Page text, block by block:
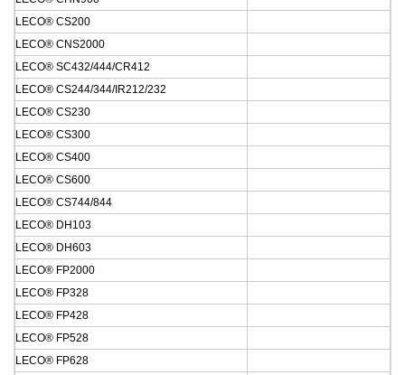
LECO® CS200
LECO® CNS2000
LECO® SC432/444/CR412
LECO® CS244/344/IR212/232
LECO® CS230
LECO® CS300
LECO® CS400
LECO® CS600
LECO® CS744/844
LECO® DH103
LECO® DH603
LECO® FP2000
LECO® FP328
LECO® FP428
LECO® FP528
LECO® FP628